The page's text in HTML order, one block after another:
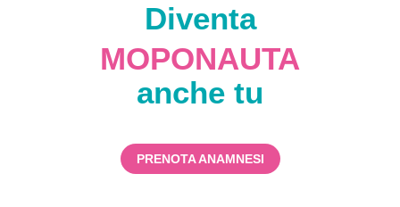
Diventa
MOPONAUTA
anche tu
PRENOTA ANAMNESI